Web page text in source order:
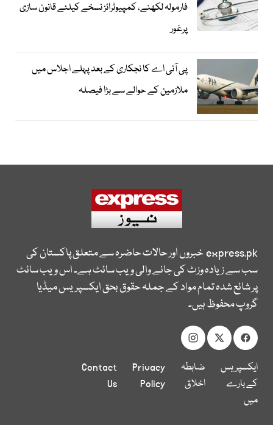
فارمولہ لکھنے، کمپیوٹرائز نسخے کیلئے قانون سازی
پرغور
پی آئی اے کا نجکاری کے بعد پہلے اجلاس میں
ملازمین کے حوالے سے بڑا فیصلہ
express.pkخبروں اور حالات حاضرہ سے متعلق پاکستان کی
سب سے زیادہ وزٹ کی جانے والی ویب سائٹ ہے۔ اس ویب سائٹ
پر شائع شدہ تمام مواد کے جملہ حقوق بحق ایکسپریس میڈیا
گروپ محفوظ ہیں۔
ایکسپریس
کے بارے
میں
ضابطہ
اخلاق
Privacy
Policy
Contact
Us